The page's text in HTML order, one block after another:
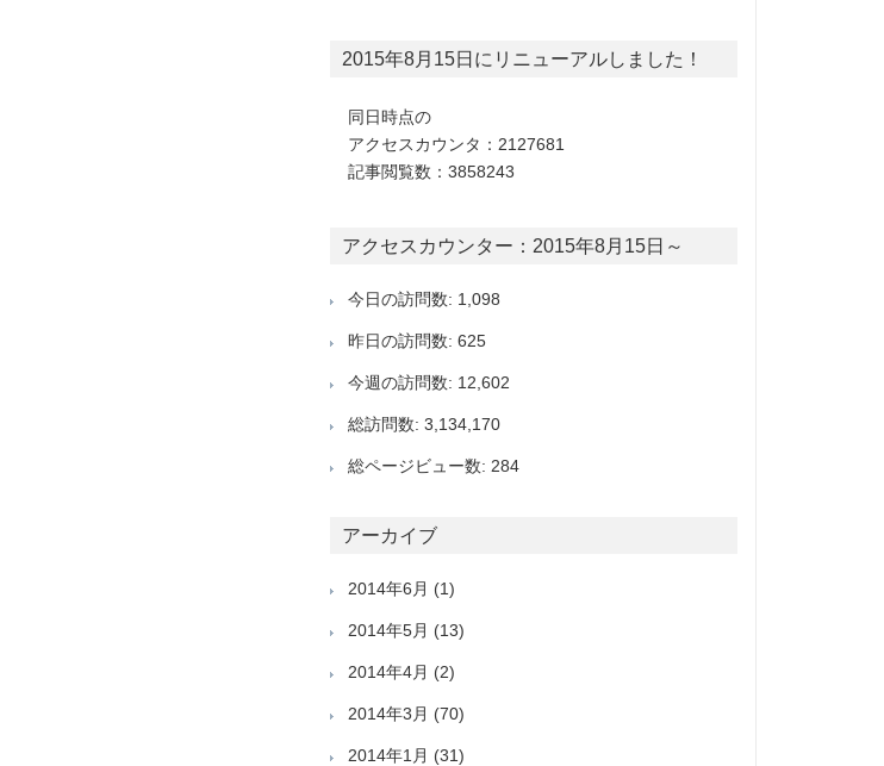
2015年8月15日にリニューアルしました！
同日時点の
アクセスカウンタ：2127681
記事閲覧数：3858243
アクセスカウンター：2015年8月15日～
今日の訪問数: 1,098
昨日の訪問数: 625
今週の訪問数: 12,602
総訪問数: 3,134,170
総ページビュー数: 284
アーカイブ
2014年6月 (1)
2014年5月 (13)
2014年4月 (2)
2014年3月 (70)
2014年1月 (31)